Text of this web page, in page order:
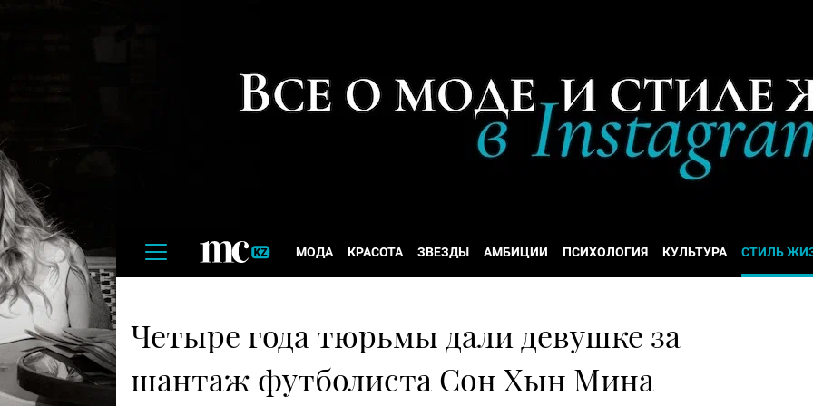
МОДА КРАСОТА ЗВЕЗДЫ АМБИЦИИ ПСИХОЛОГИЯ КУЛЬТУРА СТИЛЬ
Четыре года тюрьмы дали девушке за
шантаж футболиста Сон Хын Мина